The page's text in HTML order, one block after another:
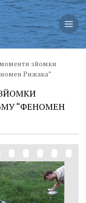
зйомки
Рижака”
“ФЕНОМЕН